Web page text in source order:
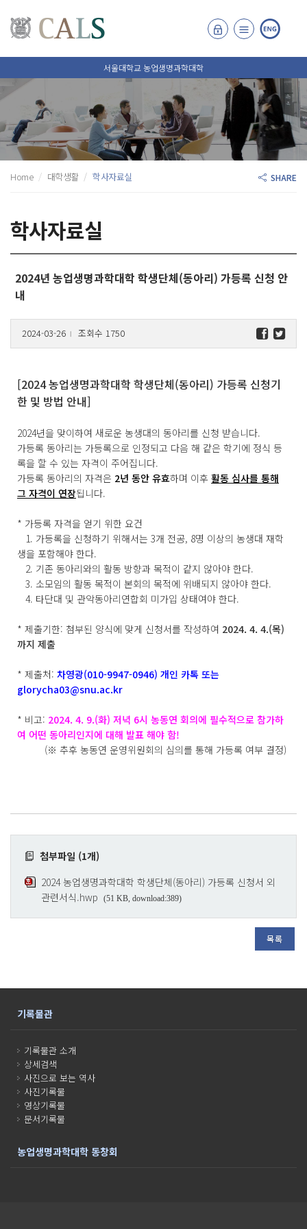
서울대학교 농업생명과학대학
Home 대학생활 학사자료실 SHARE
학사자료실
2024년 농업생명과학대학 학생단체(동아리) 가등록 신청 안
내
2024-03-26 l 조회수 1750
[2024 농업생명과학대학 학생단체(동아리) 가등록 신청기
한 및 방법 안내]
2024년을 맞이하여 새로운 농생대의 동아리를 신청 받습니다.
가등록 동아리는 가등록으로 인정되고 다음 해 같은 학기에 정식 등
록을 할 수 있는 자격이 주어집니다.
가등록 동아리의 자격은 2년 동안 유효하며 이후 활동 심사를 통해
그 자격이 연장됩니다.
* 가등록 자격을 얻기 위한 요건
1. 가등록을 신청하기 위해서는 3개 전공, 8명 이상의 농생대 재학
생을 포함해야 한다.
2. 기존 동아리와의 활동 방향과 목적이 같지 않아야 한다.
3. 소모임의 활동 목적이 본회의 목적에 위배되지 않아야 한다.
4. 타단대 및 관악동아리연합회 미가입 상태여야 한다.
* 제출기한: 첨부된 양식에 맞게 신청서를 작성하여 2024. 4. 4.(목)
까지 제출
* 제출처: 차영광(010-9947-0946) 개인 카톡 또는
glorycha03@snu.ac.kr
* 비고: 2024. 4. 9.(화) 저녁 6시 농동연 회의에 필수적으로 참가하
여 어떤 동아리인지에 대해 발표 해야 함!
(※ 추후 농동연 운영위원회의 심의를 통해 가등록 여부 결정)
첨부파일 (1개)
2024 농업생명과학대학 학생단체(동아리) 가등록 신청서 외
관련서식.hwp
(51 KB, download:389)
목록
기록물관
기록물관 소개
상세검색
사진으로 보는 역사
사진기록물
영상기록물
문서기록물
농업생명과학대학 동창회